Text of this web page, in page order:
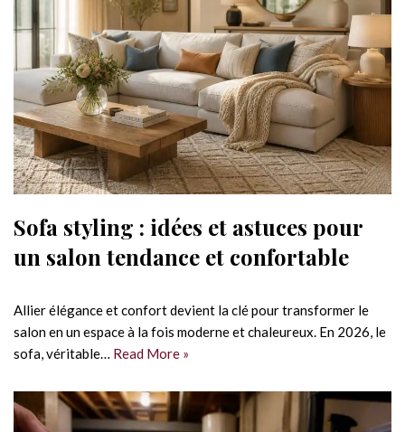
Sofa styling : idées et astuces pour
un salon tendance et confortable
Allier élégance et confort devient la clé pour transformer le
salon en un espace à la fois moderne et chaleureux. En 2026, le
sofa, véritable… Read More »